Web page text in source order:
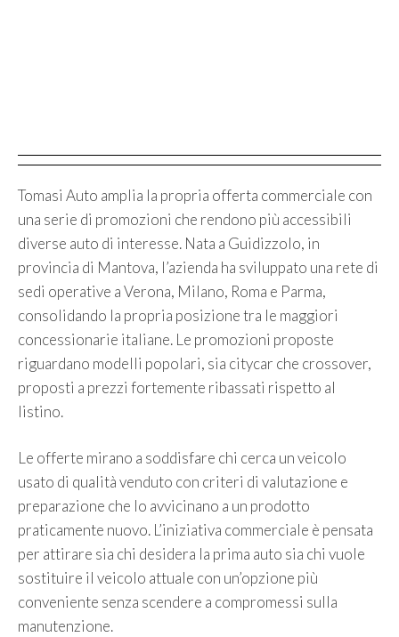
Tomasi Auto amplia la propria offerta commerciale con
una serie di promozioni che rendono più accessibili
diverse auto di interesse. Nata a Guidizzolo, in
provincia di Mantova, l’azienda ha sviluppato una rete di
sedi operative a Verona, Milano, Roma e Parma,
consolidando la propria posizione tra le maggiori
concessionarie italiane. Le promozioni proposte
riguardano modelli popolari, sia citycar che crossover,
proposti a prezzi fortemente ribassati rispetto al
listino.
Le offerte mirano a soddisfare chi cerca un veicolo
usato di qualità venduto con criteri di valutazione e
preparazione che lo avvicinano a un prodotto
praticamente nuovo. L’iniziativa commerciale è pensata
per attirare sia chi desidera la prima auto sia chi vuole
sostituire il veicolo attuale con un’opzione più
conveniente senza scendere a compromessi sulla
manutenzione.